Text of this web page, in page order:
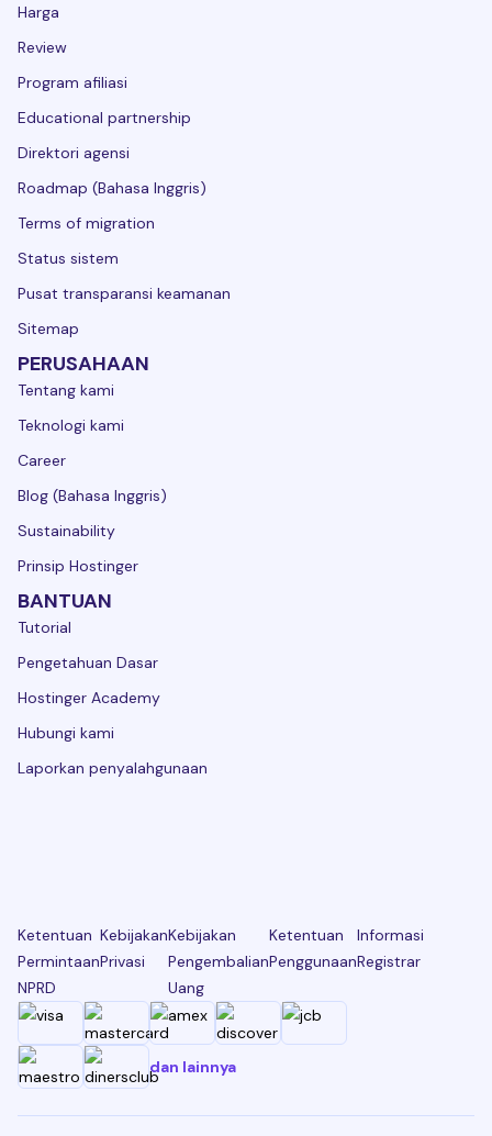
Harga
Review
Program afiliasi
Educational partnership
Direktori agensi
Roadmap (Bahasa Inggris)
Terms of migration
Status sistem
Pusat transparansi keamanan
Sitemap
PERUSAHAAN
Tentang kami
Teknologi kami
Career
Blog (Bahasa Inggris)
Sustainability
Prinsip Hostinger
BANTUAN
Tutorial
Pengetahuan Dasar
Hostinger Academy
Hubungi kami
Laporkan penyalahgunaan
Ketentuan
Permintaan
NPRD
Kebijakan
Privasi
Kebijakan
Pengembalian
Uang
Ketentuan
Penggunaan
Informasi
Registrar
dan lainnya